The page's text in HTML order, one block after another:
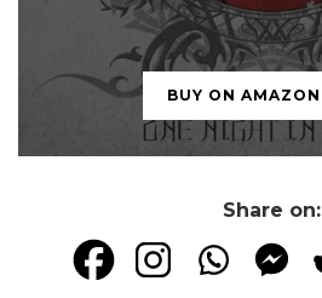
...
BUY ON AMAZON
Share on: